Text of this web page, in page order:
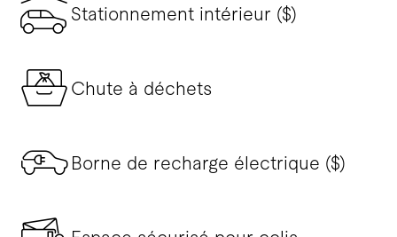
Stationnement intérieur ($)
Chute à déchets
Borne de recharge électrique ($)